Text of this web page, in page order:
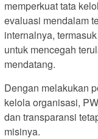
memperkuat tata
evaluasi mendalam
internalnya,
untuk mencegah
mendatang.
Dengan melakukan
kelola organisasi,
dan transparansi
misinya.